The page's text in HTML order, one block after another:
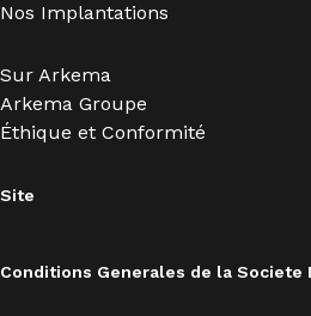
Nos Implantations
Sur Arkema
Arkema Groupe
Éthique et Conformité
Site
Conditions Generales de la Societe